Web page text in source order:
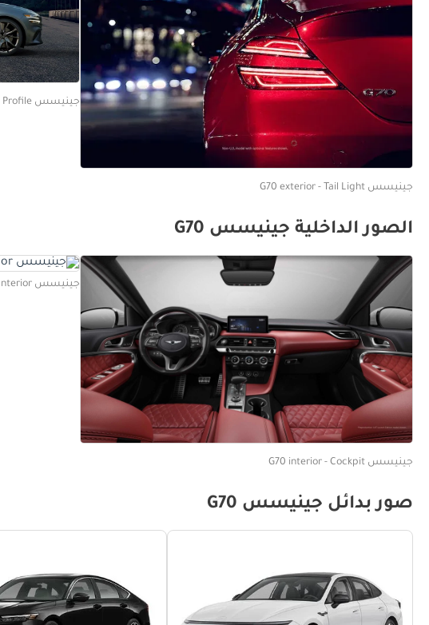
جينيسس G70 exterior - Tail Light
جينيسس G70 exterior - Side Profile
الصور الداخلية جينيسس G70
جينيسس G70 interior - Cockpit
جينيسس G70 interior - Interior
صور بدائل جينيسس G70